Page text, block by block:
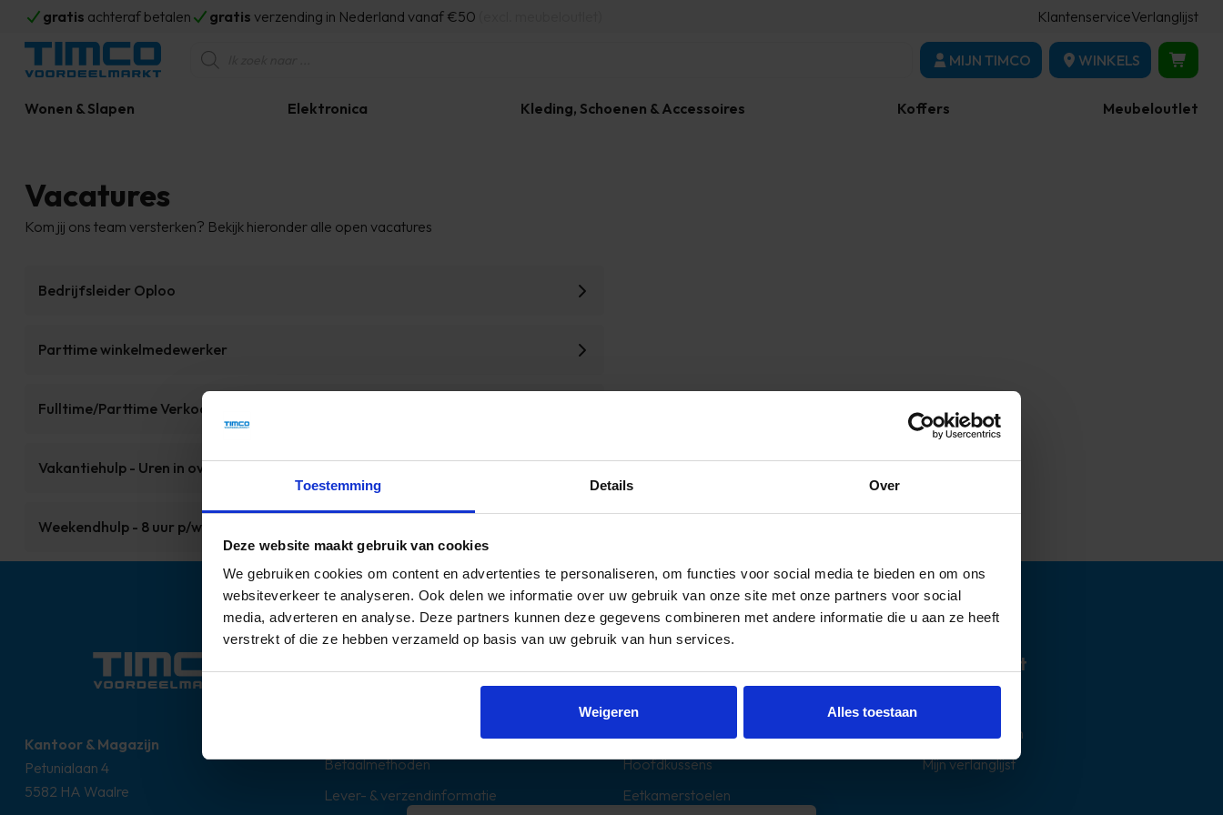
Toestemming Details Over
Deze website maakt gebruik van cookies
We gebruiken cookies om content en advertenties te personaliseren, om functies voor social media te bieden en om ons
websiteverkeer te analyseren. Ook delen we informatie over uw gebruik van onze site met onze partners voor social
media, adverteren en analyse. Deze partners kunnen deze gegevens combineren met andere informatie die u aan ze heeft
verstrekt of die ze hebben verzameld op basis van uw gebruik van hun services.
Weigeren Alles toestaan
gratis achteraf betalen gratis verzending in Nederland vanaf €50 KlantenserviceVerlanglijst
Producten
zoeken
MIJN TIMCO WINKELS
Wonen & Slapen Elektronica Kleding, Schoenen & Accessoires Koffers Meubeloutlet
Vacatures
Kom jij ons team versterken? Bekijk hieronder alle open vacatures
Bedrijfsleider Oploo
Parttime winkelmedewerker
Fulltime/Parttime Verkoopmedewerker Meubels
Vakantiehulp - Uren in overleg
Weekendhulp - 8 uur p/w
Kantoor & Magazijn
Petunialaan 4
5582 HA Waalre
Betaalmethoden
Lever- & verzendinformatie
Hoofdkussens
Eetkamerstoelen
Mijn account
Mijn bestellingen
Mijn verlanglijst